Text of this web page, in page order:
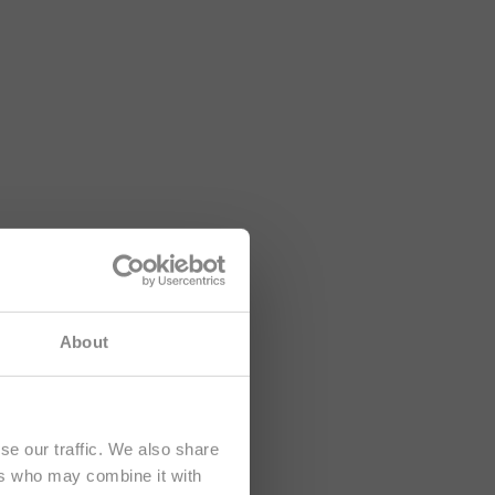
About
our traffic. We also share
who may combine it with
.